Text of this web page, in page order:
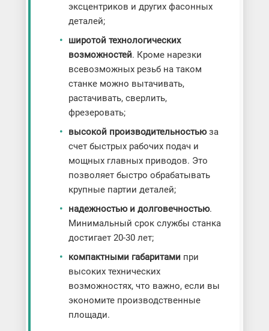
эксцентриков и других фасонных
деталей;
широтой технологических
возможностей. Кроме нарезки
всевозможных резьб на таком
станке можно вытачивать,
растачивать, сверлить,
фрезеровать;
высокой производительностьюза
счет быстрых рабочих подач и
мощных главных приводов. Это
позволяет быстро обрабатывать
крупные партии деталей;
надежностью и долговечностью.
Минимальный срок службы станка
достигает 20-30 лет;
компактными габаритамипри
высоких технических
возможностях, что важно, если вы
экономите производственные
площади.